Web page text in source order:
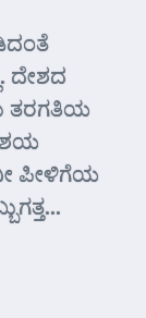
ದೇಶದ
ತರಗತಿಯ
ಪೀಳಿಗೆಯ